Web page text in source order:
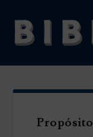
Propósito